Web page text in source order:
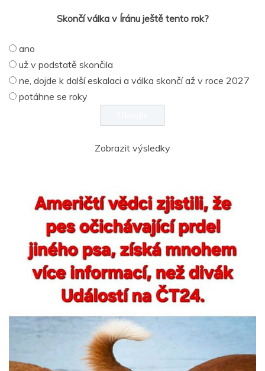
Skončí válka v Íránu ještě tento rok?
ano
už v podstatě skončila
ne, dojde k další eskalaci a válka skončí až v roce 2027
potáhne se roky
Zobrazit výsledky